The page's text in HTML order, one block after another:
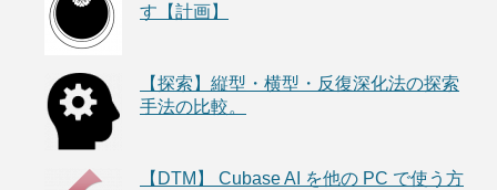
す【計画】
【探索】縦型・横型・反復深化法の探索
手法の比較。
【DTM】 Cubase AI を他の PC で使う方